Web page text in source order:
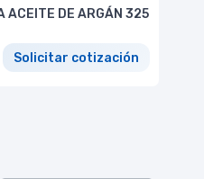
ACEITE DE ARGÁN 325
Solicitar cotización